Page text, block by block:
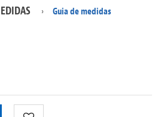
Guia de medidas